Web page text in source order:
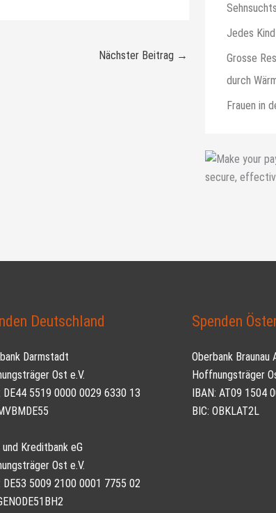
Nächster Beitrag →
Jedes
Grosse
durch
Frauen in
Deutschland
Darmstadt
Ost e.V.
DE44 5519 0000 0029 6330 13
Kreditbank eG
Ost e.V.
DE53 5009 2100 0001 7755 02
Spenden
Oberbank Braunau
Hoffnungsträger
IBAN: AT09 1504
BIC: OBKLAT2L